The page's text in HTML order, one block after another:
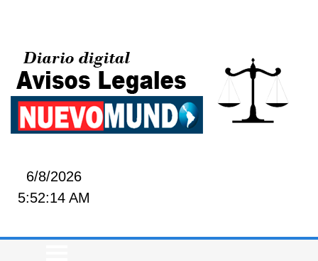
6/8/2026
5:52:14 AM